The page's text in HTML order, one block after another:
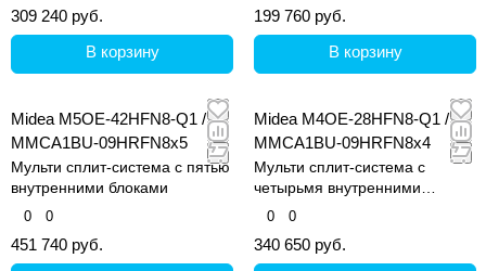
309 240 руб.
В корзину
199 760 руб.
В корзину
Midea M5OE-42HFN8-Q1 /
MMCA1BU-09HRFN8x5
Мульти сплит-система с пятью
внутренними блоками
0 0
451 740 руб.
Midea M4OE-28HFN8-Q1 /
MMCA1BU-09HRFN8x4
Мульти сплит-система с
четырьмя внутренними
блоками
0 0
340 650 руб.